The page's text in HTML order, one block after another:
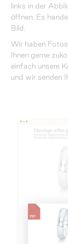
links in der
öffnen. Es
Bild.
Wir haben
Ihnen gerne
einfach unsere
und wir senden